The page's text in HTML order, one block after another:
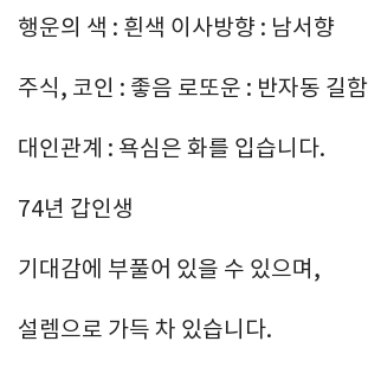
행운의 색 : 흰색 이사방향 : 남서향
주식, 코인 : 좋음 로또운 : 반자동 길함
대인관계 : 욕심은 화를 입습니다.
74년 갑인생
기대감에 부풀어 있을 수 있으며,
설렘으로 가득 차 있습니다.